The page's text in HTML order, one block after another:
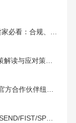
美国海运、关税、亚马逊FBA费用最新政策解读与应对策略（2026版）
2026亚马逊FBA头程物流怎么选不踩坑？SEND/FIST/SPN官方认证物流商，只有这家敢承诺“准达率第一”